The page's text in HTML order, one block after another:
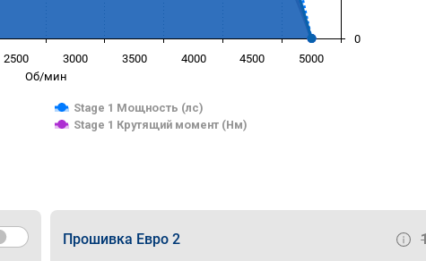
Об/мин
Stage 1 Мощность (лс)
Stage 1 Крутящий момент (Нм)
2500 3000 3500 4000 4500 5000
0
Прошивка Евро 2